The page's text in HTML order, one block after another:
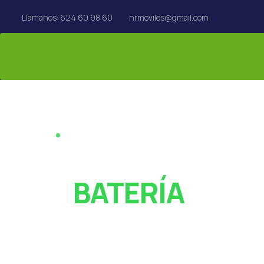
Llamanos: 624 60 98 60 nrmoviles@gmail.com
BATERÍA